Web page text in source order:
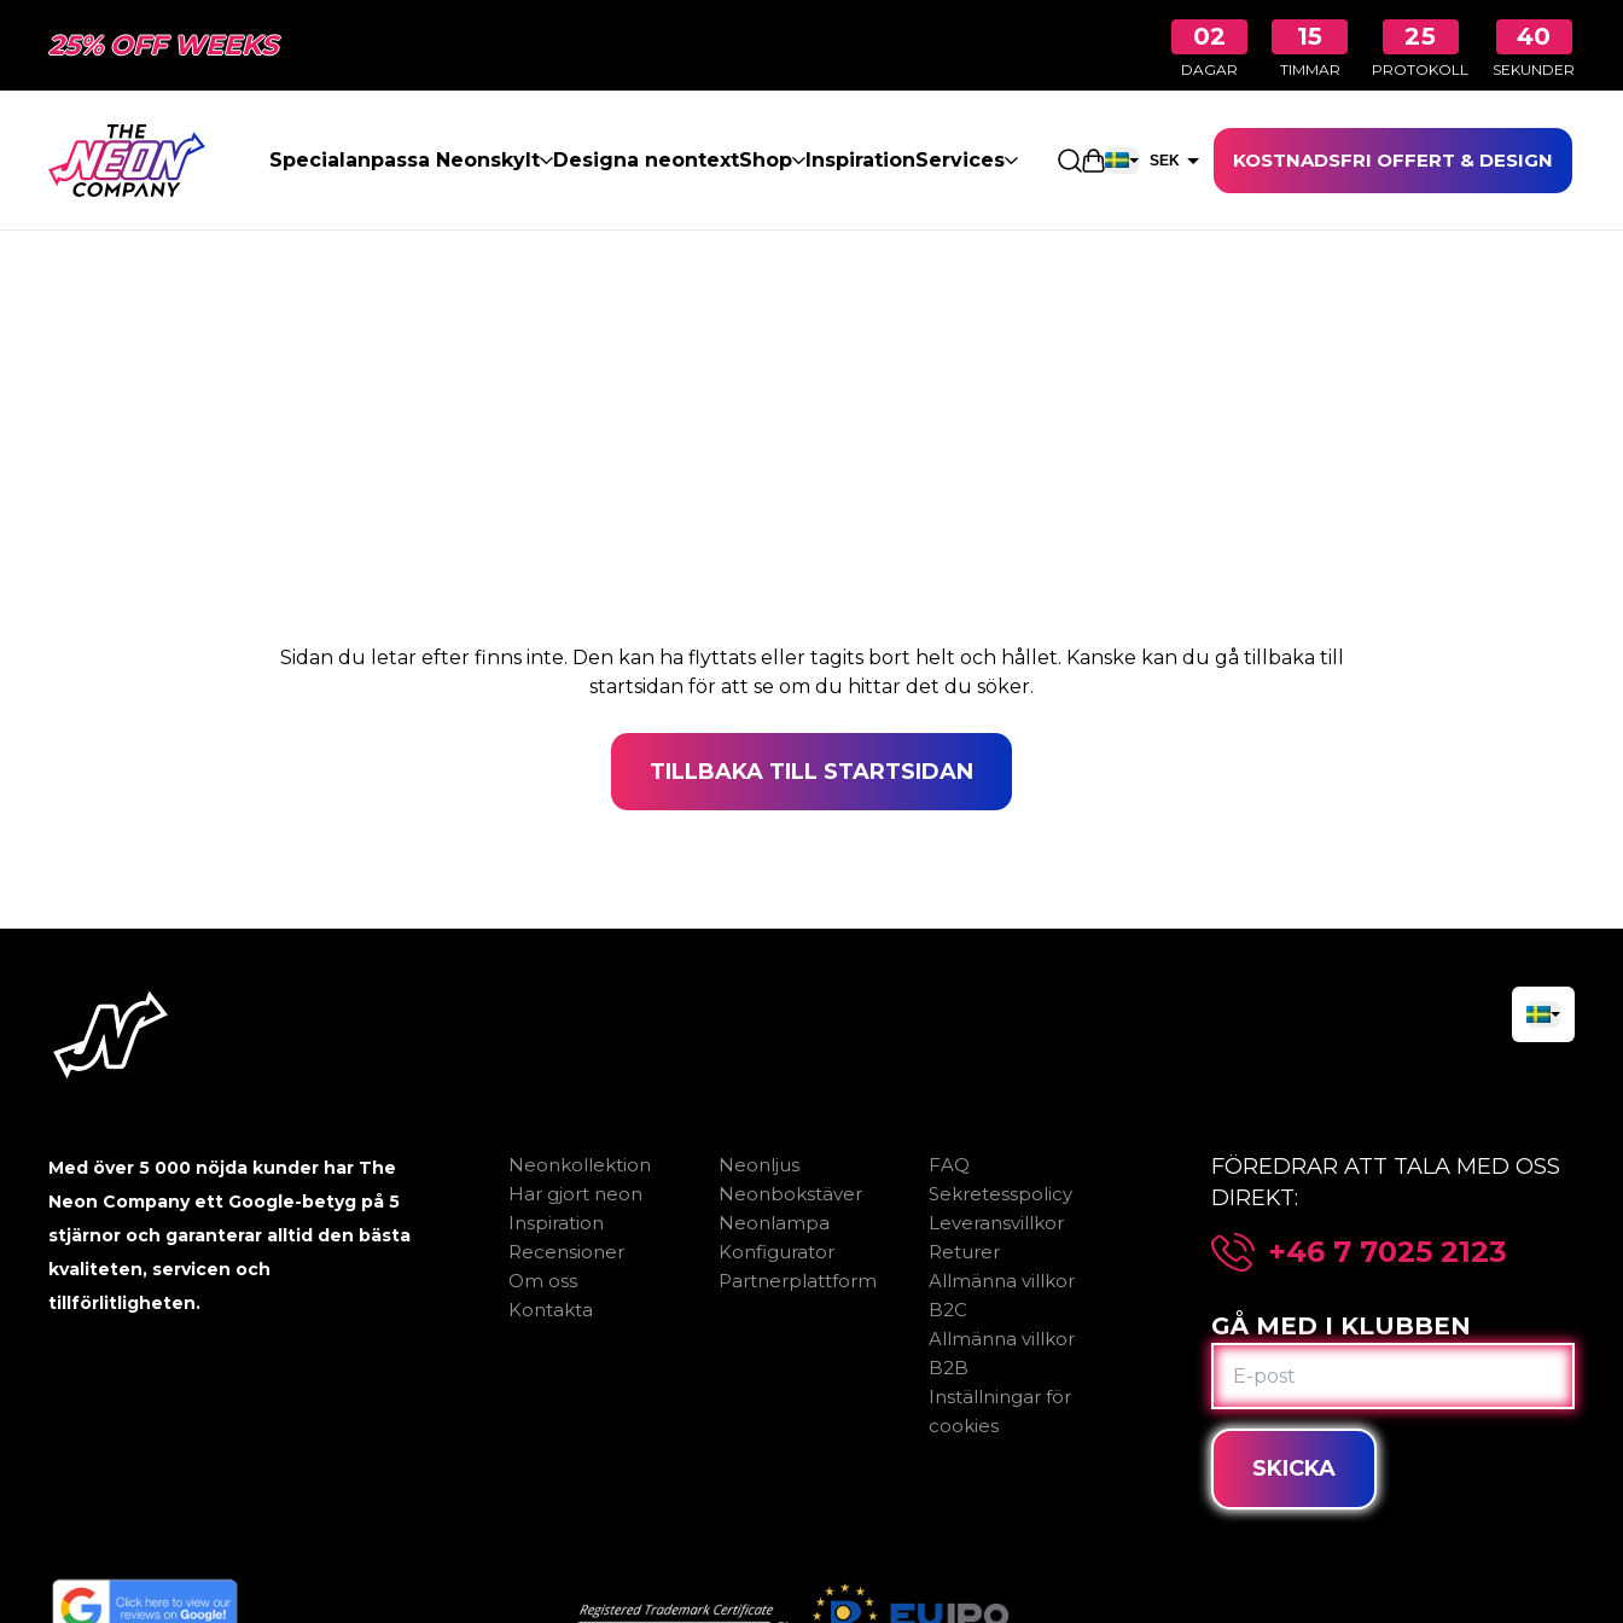
25% OFF WEEKS 02
DAGAR
15
TIMMAR
25
PROTOKOLL
39
SEKUNDER
Specialanpassa Neonskylt Designa neontextShop InspirationServices Öppna kundkorgen
SEK KOSTNADSFRI OFFERT & DESIGN
Sidan du letar efter finns inte. Den kan ha flyttats eller tagits bort helt och hållet. Kanske kan du gå tillbaka till
startsidan för att se om du hittar det du söker.
TILLBAKA TILL STARTSIDAN
Med över 5 000 nöjda kunder har The
Neon Company ett Google-betyg på 5
stjärnor och garanterar alltid den bästa
kvaliteten, servicen och
tillförlitligheten.
Neonkollektion
Har gjort neon
Inspiration
Recensioner
Om oss
Kontakta
Neonljus
Neonbokstäver
Neonlampa
Konfigurator
Partnerplattform
FAQ
Sekretesspolicy
Leveransvillkor
Returer
Allmänna villkor
B2C
Allmänna villkor
B2B
Inställningar för
cookies
FÖREDRAR ATT TALA MED OSS
DIREKT:
+46 7 7025 2123
GÅ MED I KLUBBEN
E-
POST
SKICKA